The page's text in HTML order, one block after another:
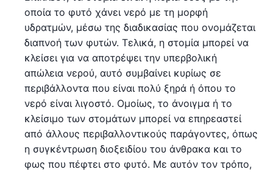
οποία το φυτό χάνει νερό με τη μορφή
υδρατμών, μέσω της διαδικασίας που ονομάζεται
διαπνοή των φυτών. Τελικά, η στομία μπορεί να
κλείσει για να αποτρέψει την υπερβολική
απώλεια νερού, αυτό συμβαίνει κυρίως σε
περιβάλλοντα που είναι πολύ ξηρά ή όπου το
νερό είναι λιγοστό. Ομοίως, το άνοιγμα ή το
κλείσιμο των στομάτων μπορεί να επηρεαστεί
από άλλους περιβαλλοντικούς παράγοντες, όπως
η συγκέντρωση διοξειδίου του άνθρακα και το
φως που πέφτει στο φυτό. Με αυτόν τον τρόπο,